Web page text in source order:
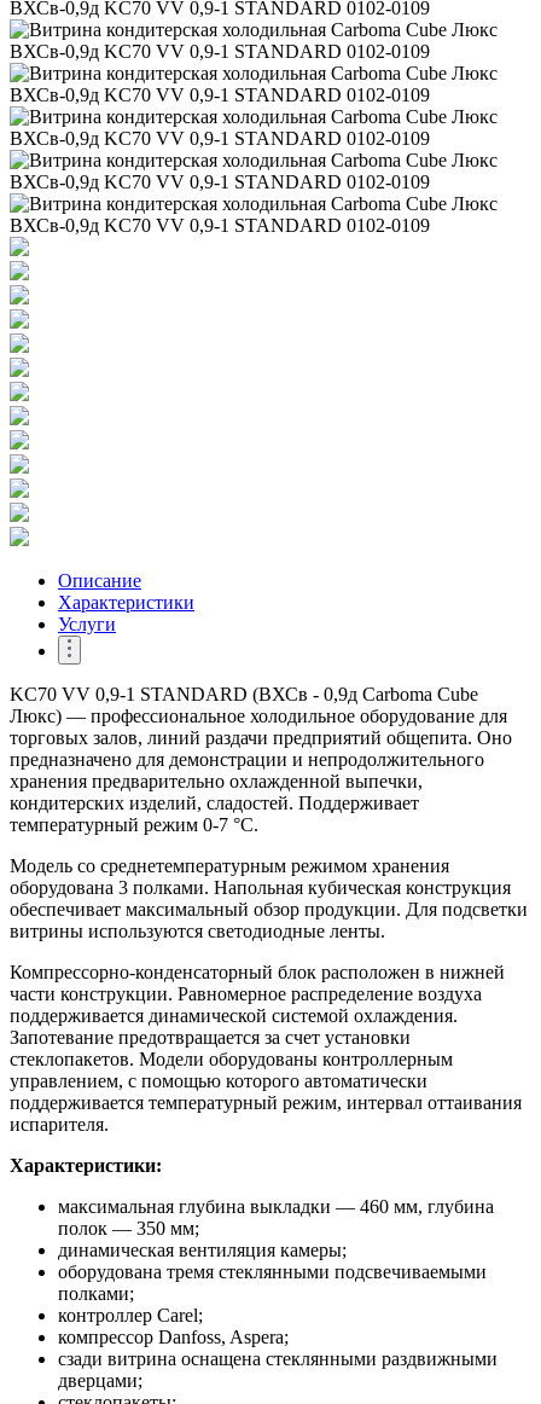
Описание
Характеристики
Услуги
KC70 VV 0,9-1 STANDARD (ВХСв - 0,9д Carboma Cube
Люкс) — профессиональное холодильное оборудование для
торговых залов, линий раздачи предприятий общепита. Оно
предназначено для демонстрации и непродолжительного
хранения предварительно охлажденной выпечки,
кондитерских изделий, сладостей. Поддерживает
температурный режим 0-7 °С.
Модель со среднетемпературным режимом хранения
оборудована 3 полками. Напольная кубическая конструкция
обеспечивает максимальный обзор продукции. Для подсветки
витрины используются светодиодные ленты.
Компрессорно-конденсаторный блок расположен в нижней
части конструкции. Равномерное распределение воздуха
поддерживается динамической системой охлаждения.
Запотевание предотвращается за счет установки
стеклопакетов. Модели оборудованы контроллерным
управлением, с помощью которого автоматически
поддерживается температурный режим, интервал оттаивания
испарителя.
Характеристики:
максимальная глубина выкладки — 460 мм, глубина
полок — 350 мм;
динамическая вентиляция камеры;
оборудована тремя стеклянными подсвечиваемыми
полками;
контроллер Carel;
компрессор Danfoss, Aspera;
сзади витрина оснащена стеклянными раздвижными
дверцами;